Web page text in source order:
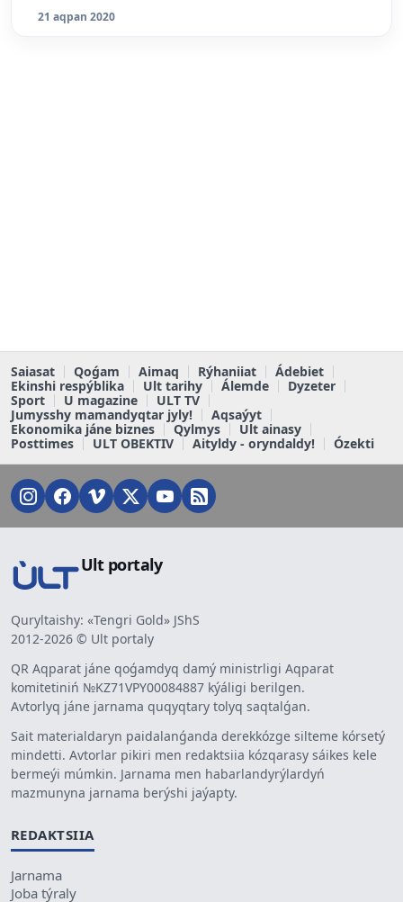
21 aqpan 2020
Saiasat Qoǵam Aimaq Rýhaniiat
Ádebiet
Ekinshi respýblika
Ult tarihy Álemde
Dyzeter
Sport
U magazine
ULT TV
Jumysshy mamandyqtar jyly!
Aqsaýyt
Ekonomika jáne biznes
Qylmys
Ult ainasy
Posttimes
ULT OBEKTIV Aityldy - oryndaldy! Ózekti
Ult portaly
Quryltaishy: «Tengri Gold» JShS
2012-2026 © Ult portaly
QR Aqparat jáne qoǵamdyq damý ministrligi Aqparat
komitetiniń №KZ71VPY00084887 kýáligi berilgen.
Avtorlyq jáne jarnama quqyqtary tolyq saqtalǵan.
Sait materialdaryn paidalanǵanda derekkózge silteme kórsetý
mindetti. Avtorlar pikiri men redaktsiia kózqarasy sáikes kele
bermeýi múmkin. Jarnama men habarlandyrýlardyń
mazmunyna jarnama berýshi jaýapty.
REDAKTSIIA
Jarnama
Joba týraly